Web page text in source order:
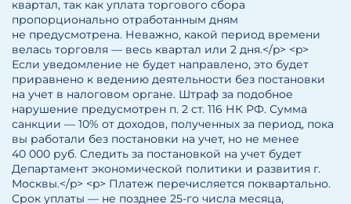
квартал, так как уплата торгового сбора
пропорционально отработанным дням
не предусмотрена. Неважно, какой период времени
велась торговля — весь квартал или 2 дня.</p> <p>
Если уведомление не будет направлено, это будет
приравнено к ведению деятельности без постановки
на учет в налоговом органе. Штраф за подобное
нарушение предусмотрен п. 2 ст. 116 НК РФ. Сумма
санкции — 10% от доходов, полученных за период, пока
вы работали без постановки на учет, но не менее
40 000 руб. Следить за постановкой на учет будет
Департамент экономической политики и развития г.
Москвы.</p> <p> Платеж перечисляется поквартально.
Срок уплаты — не позднее 25-го числа месяца,